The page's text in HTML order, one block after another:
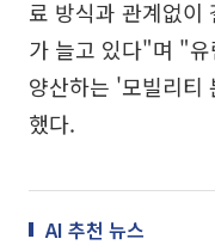
료 방식과 관계없이
가 늘고 있다"며 "
양산하는 '모빌리티
했다.
AI 추천 뉴스